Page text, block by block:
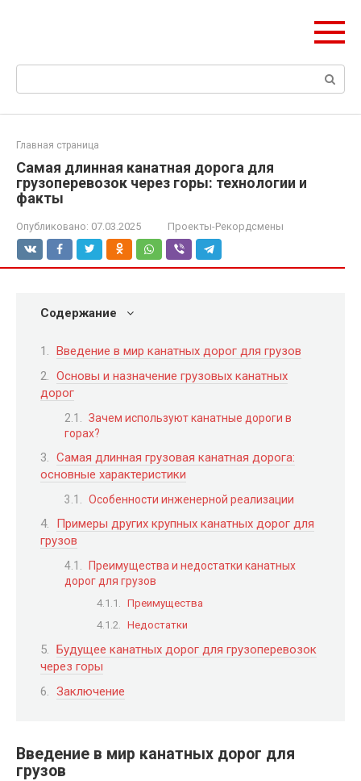
Поиск:
Главная страница
Самая длинная канатная дорога для
грузоперевозок через горы: технологии и
факты
Опубликовано: 07.03.2025 Проекты-Рекордсмены
Содержание
Введение в мир канатных дорог для грузов
Основы и назначение грузовых канатных
дорог
Зачем используют канатные дороги в
горах?
Самая длинная грузовая канатная дорога:
основные характеристики
Особенности инженерной реализации
Примеры других крупных канатных дорог для
грузов
Преимущества и недостатки канатных
дорог для грузов
Преимущества
Недостатки
Будущее канатных дорог для грузоперевозок
через горы
Заключение
Введение в мир канатных дорог для
грузов